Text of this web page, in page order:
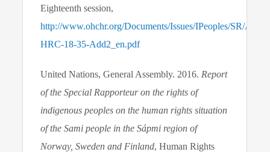
Eighteenth session,
http://www.ohchr.org/Documents/Issues/IPeoples/SR/A-
HRC-18-35-Add2_en.pdf
United Nations, General Assembly. 2016. Report
of the Special Rapporteur on the rightsof
indigenous peoples on the human rights situation
of the Sami people in the Sápmi region of
Norway, Sweden and Finland, Human Rights